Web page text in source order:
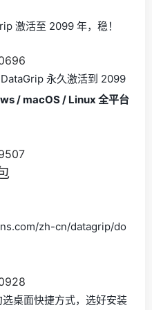
激活至 2099 年，稳！
永久激活到 2099
/ macOS / Linux 全平台
zh-cn/datagrip/do
桌面快捷方式，选好安装